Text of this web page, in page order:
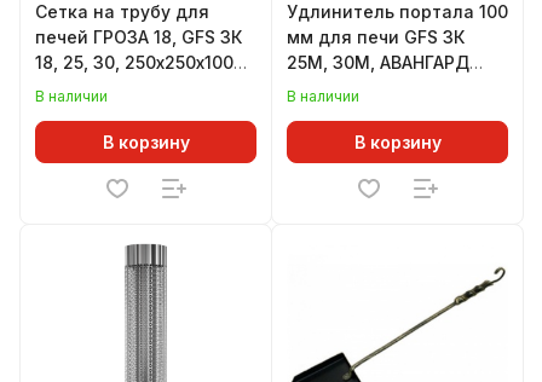
Сетка на трубу для
печей ГРОЗА 18, GFS ЗК
18, 25, 30, 250х250х1000
мм
В наличии
В корзину
Удлинитель портала 100
мм для печи GFS ЗК
25М, 30М, АВАНГАРД
24М, 25М
В наличии
В корзину